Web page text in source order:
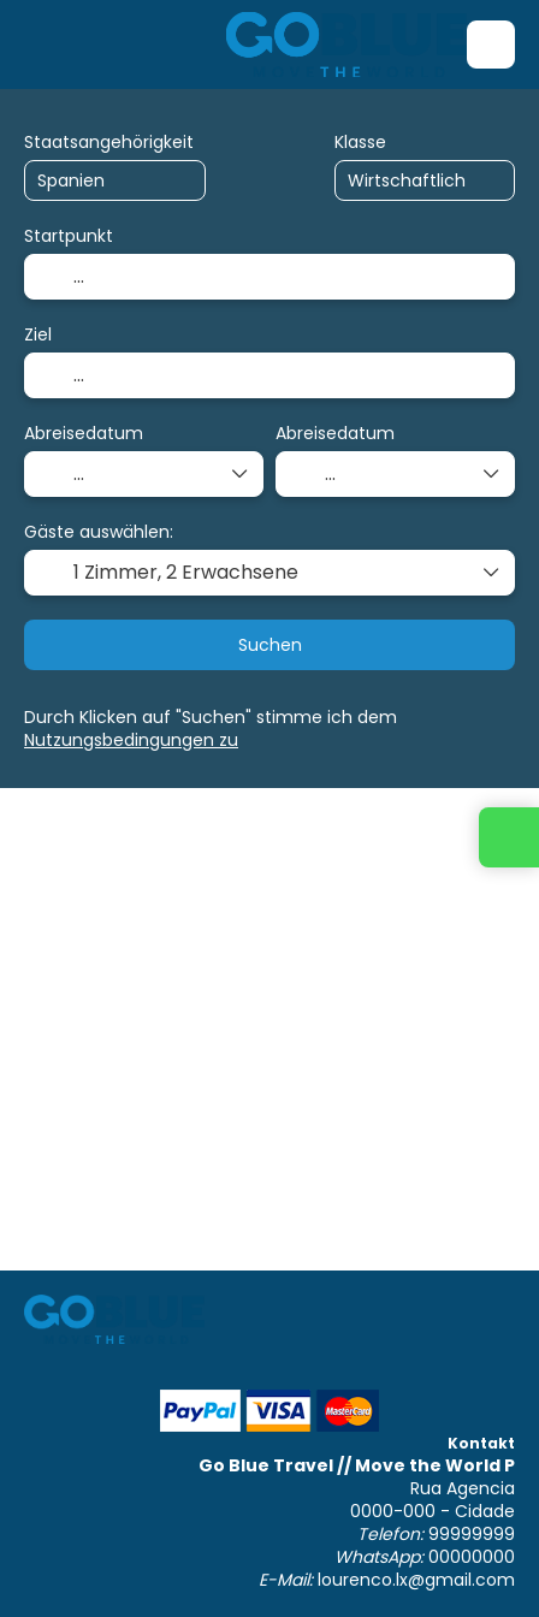
Staatsangehörigkeit Klasse
Startpunkt
Ziel
Abreisedatum Abreisedatum
Gäste auswählen:
1 Zimmer,2 Erwachsene
Suchen
Durch Klicken auf "Suchen" stimme ich dem
Nutzungsbedingungen zu
Kontakt
Go Blue Travel // Move the World P
Rua Agencia
0000-000 - Cidade
Telefon:99999999
WhatsApp:00000000
E-Mail:lourenco.lx@gmail.com